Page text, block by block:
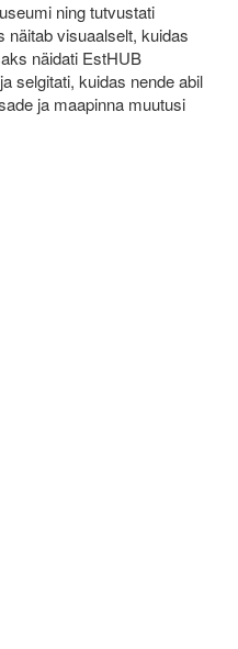
ning tutvustati
näitab visuaalselt, kuidas
näidati EstHUB
selgitati, kuidas nende abil
ja maapinna muutusi